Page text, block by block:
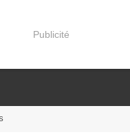
Publicité